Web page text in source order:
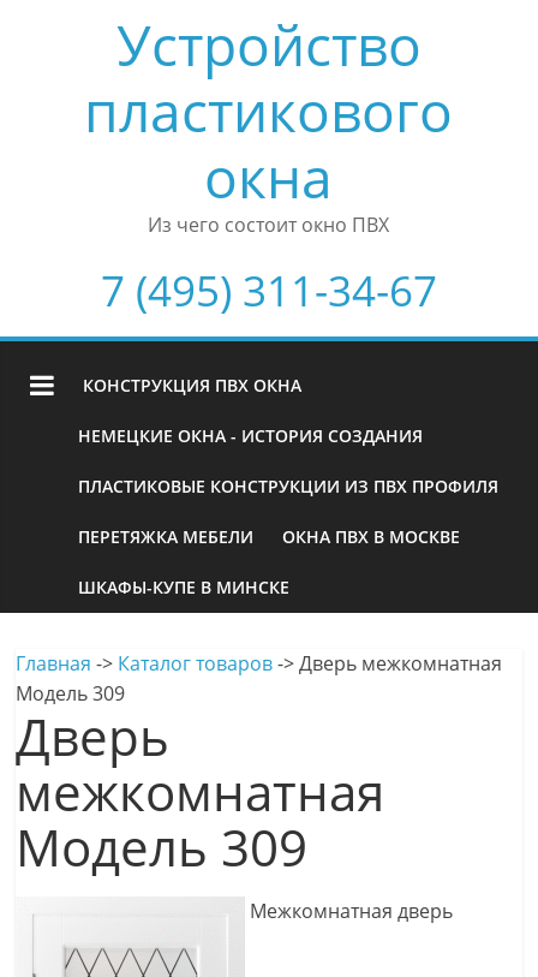
Устройство
пластикового
окна
Из чего состоит окно ПВХ
7 (495) 311-34-67
КОНСТРУКЦИЯ ПВХ ОКНА
НЕМЕЦКИЕ ОКНА - ИСТОРИЯ СОЗДАНИЯ
ПЛАСТИКОВЫЕ КОНСТРУКЦИИ ИЗ ПВХ ПРОФИЛЯ
ПЕРЕТЯЖКА МЕБЕЛИ ОКНА ПВХ В МОСКВЕ
ШКАФЫ-КУПЕ В МИНСКЕ
Главная -> Каталог товаров->Дверь межкомнатная
Модель 309
Дверь
межкомнатная
Модель 309
Межкомнатная дверь